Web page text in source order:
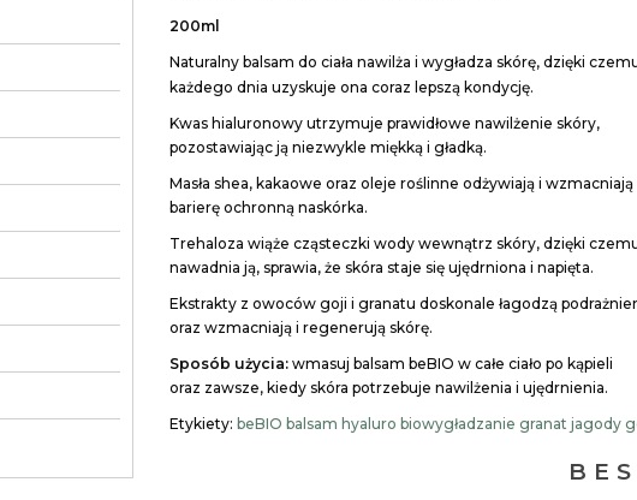
200ml
Naturalny balsam do ciała nawilża i wygładza skórę, dzięki
każdego dnia uzyskuje ona coraz lepszą kondycję.
Kwas hialuronowy utrzymuje prawidłowe nawilżenie skóry,
pozostawiając ją niezwykle miękką i gładką.
Masła shea, kakaowe oraz oleje roślinne odżywiają i wzmacniają
barierę ochronną naskórka.
Trehaloza wiąże cząsteczki wody wewnątrz skóry, dzięki
nawadnia ją, sprawia, że skóra staje się ujędrniona i napięta.
Ekstrakty z owoców goji i granatu doskonale łagodzą
oraz wzmacniają i regenerują skórę.
Sposób użycia: wmasuj balsam beBIO w całe ciało po kąpieli
oraz zawsze, kiedy skóra potrzebuje nawilżenia i ujędrnienia.
Etykiety: beBIO balsam hyaluro biowygładzanie granat jagody